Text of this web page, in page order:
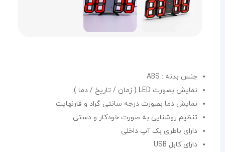
جنس بدنه : ABS
نمایش بصورت LED ( زمان / تاریخ / دما )
نمایش دما بصورت درجه سانتی گراد و فارنهایت
تنظیم روشنایی به صورت خودکار و دستی
دارای باطری بک آپ داخلی
دارای کابل USB